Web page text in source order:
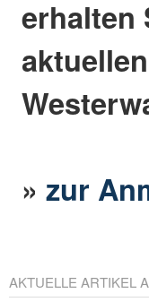
erhalten
»zur
AKTUELLE ARTIKEL